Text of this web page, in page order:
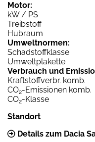
Motor:
kW / PS
Treibstoff
Hubraum
Umweltnormen:
Schadstoffklasse
Umweltplakette
Verbrauch und
Kraftstoffverbr. komb.
CO2-Emissionen komb.
CO2-Klasse
Standort
Details zum Dacia